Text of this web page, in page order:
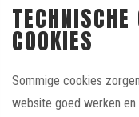
TECHNISCHE
COOKIES
Sommige cookies
website goed werken